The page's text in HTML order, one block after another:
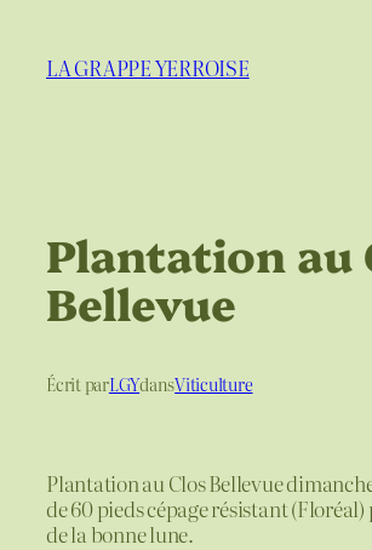
contenu
LA GRAPPE YERROISE
Plantation au
Bellevue
Écrit parLGYdansViticulture
Plantation au Clos Bellevue
de 60 pieds cépage résistant
de la bonne lune.